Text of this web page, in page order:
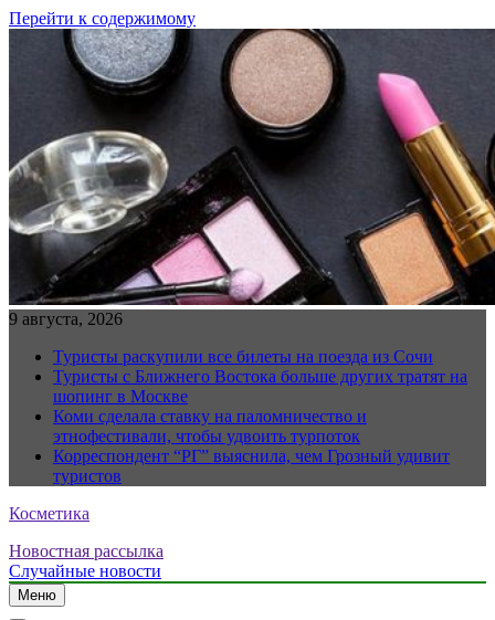
Перейти к содержимому
9 августа, 2026
Туристы раскупили все билеты на поезда из Сочи
Туристы с Ближнего Востока больше других тратят на
шопинг в Москве
Коми сделала ставку на паломничество и
этнофестивали, чтобы удвоить турпоток
Корреспондент “РГ” выяснила, чем Грозный удивит
туристов
Косметика
Новостная рассылка
Случайные новости
Меню